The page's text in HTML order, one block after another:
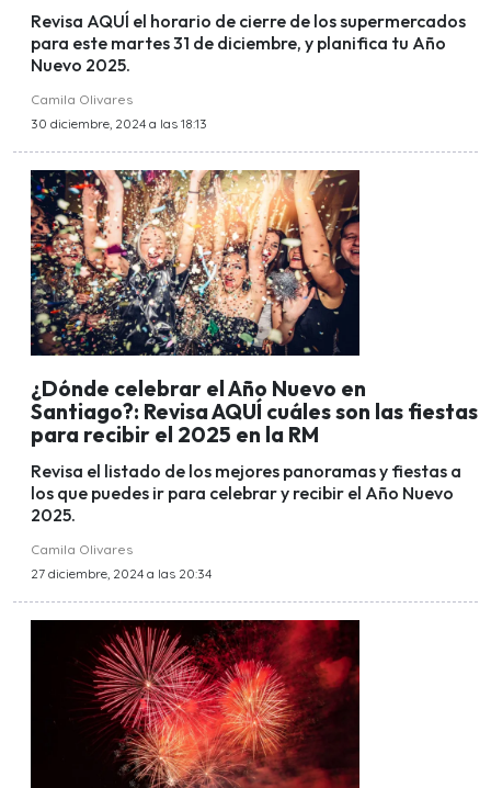
Revisa AQUÍ el horario de cierre de los supermercados
para este martes 31 de diciembre, y planifica tu Año
Nuevo 2025.
Camila Olivares
30 diciembre, 2024 a las 18:13
¿Dónde celebrar el Año Nuevo en
Santiago?: Revisa AQUÍ cuáles son las fiestas
para recibir el 2025 en la RM
Revisa el listado de los mejores panoramas y fiestas a
los que puedes ir para celebrar y recibir el Año Nuevo
2025.
Camila Olivares
27 diciembre, 2024 a las 20:34